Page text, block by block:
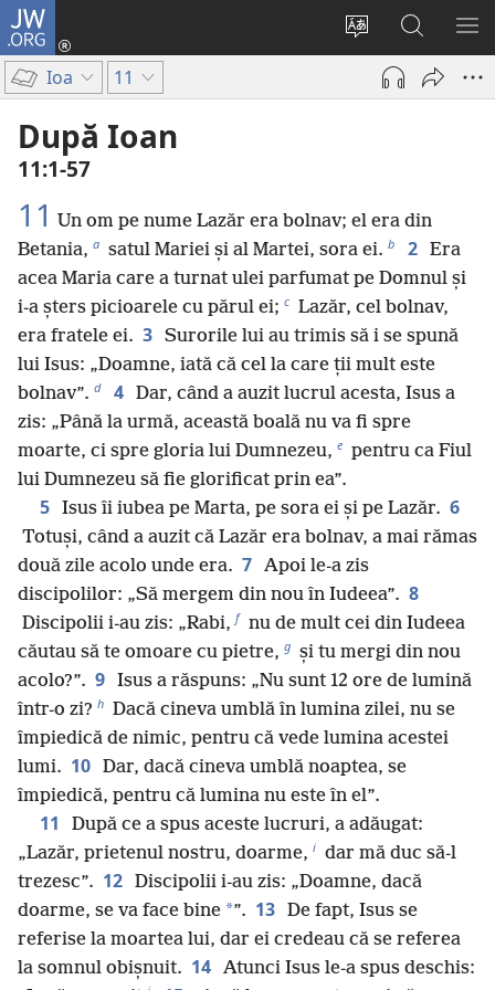
JW.ORG
Schimbaţi
limba
site-
Conectează-
deschide
Căutați
pe
JW.ORG
Ioa 11
După Ioan
11:1-57
11 Un om pe nume Lazăr era bolnav; el era din
Betania, a satul Mariei și al Martei, sora ei. b 2 Era
acea Maria care a turnat ulei parfumat pe Domnul și
i-a șters picioarele cu părul ei; c Lazăr, cel bolnav,
era fratele ei. 3 Surorile lui au trimis să i se spună
lui Isus: „Doamne, iată că cel la care ții mult este
bolnav”. d 4 Dar, când a auzit lucrul acesta, Isus a
zis: „Până la urmă, această boală nu va fi spre
moarte, ci spre gloria lui Dumnezeu, e pentru ca Fiul
lui Dumnezeu să fie glorificat prin ea”.
5 Isus îi iubea pe Marta, pe sora ei și pe Lazăr. 6
Totuși, când a auzit că Lazăr era bolnav, a mai rămas
două zile acolo unde era. 7 Apoi le-a zis
discipolilor: „Să mergem din nou în Iudeea”. 8
Discipolii i-au zis: „Rabi, f nu de mult cei din Iudeea
căutau să te omoare cu pietre, g și tu mergi din nou
acolo?”. 9 Isus a răspuns: „Nu sunt 12 ore de lumină
într-o zi? h Dacă cineva umblă în lumina zilei, nu se
împiedică de nimic, pentru că vede lumina acestei
lumi. 10 Dar, dacă cineva umblă noaptea, se
împiedică, pentru că lumina nu este în el”.
11
După ce a spus aceste lucruri, a adăugat:
„Lazăr, prietenul nostru, doarme, i dar mă duc să-l
trezesc”. 12 Discipolii i-au zis: „Doamne, dacă
doarme, se va face bine *”. 13 De fapt, Isus se
referise la moartea lui, dar ei credeau că se referea
la somnul obișnuit. 14 Atunci Isus le-a spus deschis: